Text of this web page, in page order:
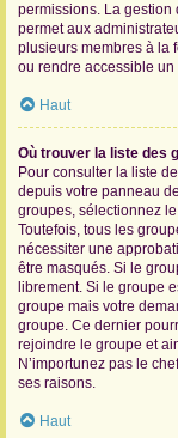
permissions. La gestion
permet aux
plusieurs membres à la
ou rendre accessible un
Haut
Où trouver la liste des
Pour consulter la liste
depuis votre panneau
groupes, sélectionnez
Toutefois, tous les
nécessiter une
être masqués. Si le
librement. Si le groupe
groupe mais votre
groupe. Ce dernier
rejoindre le groupe et
N’importunez pas le
ses raisons.
Haut